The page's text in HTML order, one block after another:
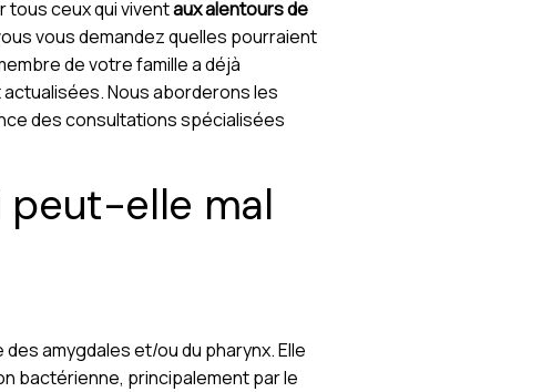
ceux qui viventaux alentours de
vous demandez quelles pourraient
de votre famille a déjà
Nous aborderons les
des consultations spécialisées
peut-elle mal
amygdales et/ou du pharynx. Elle
bactérienne, principalement par le